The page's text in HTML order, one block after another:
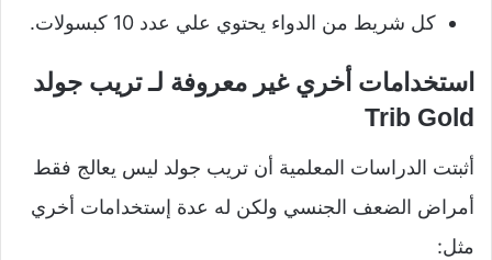
كل شريط من الدواء يحتوي علي عدد 10 كبسولات.
استخدامات أخري غير معروفة لـ تريب جولد
Trib Gold
أثبتت الدراسات المعلمية أن تريب جولد ليس يعالج فقط
أمراض الضعف الجنسي ولكن له عدة إستخدامات أخري
مثل: